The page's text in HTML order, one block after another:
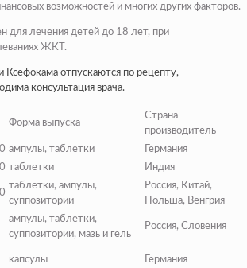
возможностей и многих других факторов.
для лечения детей до 18 лет, при
ЖКТ.
Ксефокама отпускаются по рецепту,
консультация врача.
Форма выпуска
Страна-
производитель
ампулы, таблетки
Германия
таблетки Индия
таблетки, ампулы,
суппозитории
Россия, Китай,
Польша, Венгрия
ампулы, таблетки,
суппозитории, мазь и гель
Россия, Словения
капсулы Германия